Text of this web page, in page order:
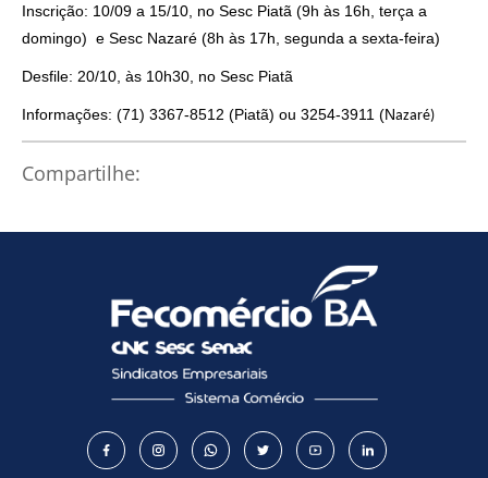
Inscrição: 10/09 a 15/10, no Sesc Piatã (9h às 16h, terça a
domingo) e Sesc Nazaré (8h às 17h, segunda a sexta-feira)
Desfile: 20/10, às 10h30, no Sesc Piatã
Informações: (71) 3367-8512 (Piatã) ou 3254-3911 (Nazaré)
Compartilhe: